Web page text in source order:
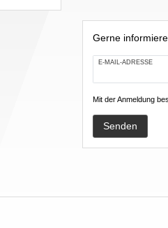
Gerne
E-MAIL-ADRESSE
Mit der Anmeldung
Senden